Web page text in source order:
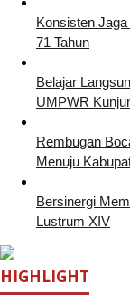
Konsisten
71 Tahun
Belajar
UMPWR
Rembugan
Menuju
Bersinergi
Lustrum XIV
HIGHLIGHT